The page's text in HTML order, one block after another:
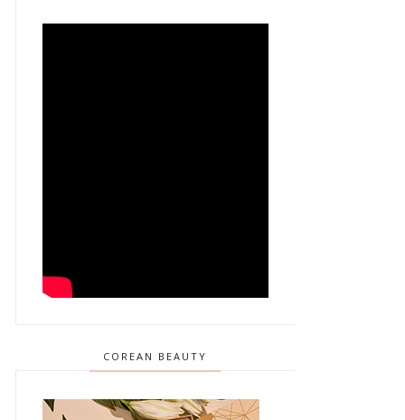
COREAN BEAUTY